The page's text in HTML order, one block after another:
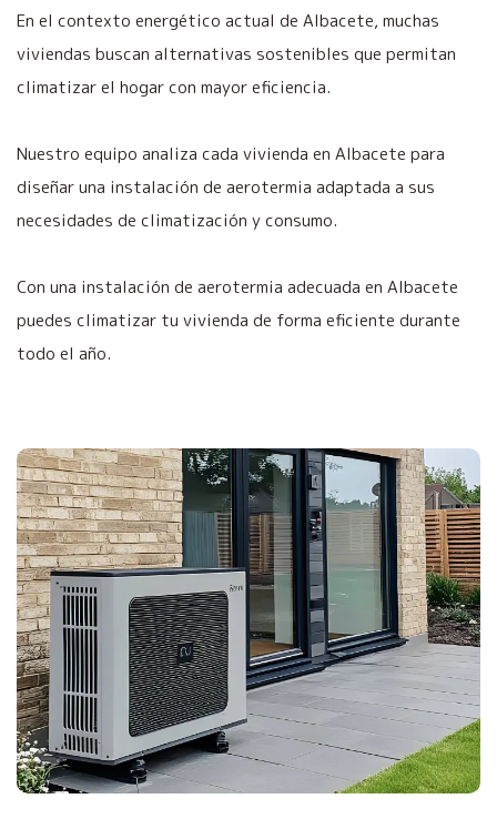
En el contexto energético actual de Albacete, muchas
viviendas buscan alternativas sostenibles que permitan
climatizar el hogar con mayor eficiencia.
Nuestro equipo analiza cada vivienda en Albacete para
diseñar una instalación de aerotermia adaptada a sus
necesidades de climatización y consumo.
Con una instalación de aerotermia adecuada en Albacete
puedes climatizar tu vivienda de forma eficiente durante
todo el año.